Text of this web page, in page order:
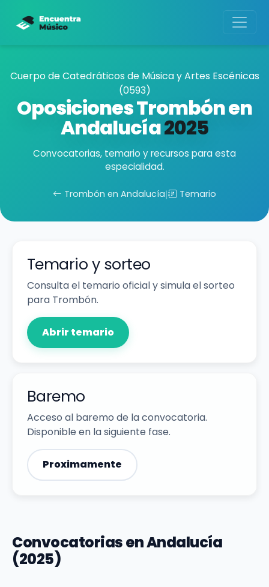
Cuerpo de Catedráticos de Música y Artes Escénicas
(0593)
Oposiciones Trombón en
Andalucía2025
Convocatorias, temario y recursos para esta
especialidad.
Trombón en Andalucía| Temario
Temario y sorteo
Consulta el temario oficial y simula el sorteo
para Trombón.
Abrir temario
Baremo
Acceso al baremo de la convocatoria.
Disponible en la siguiente fase.
Proximamente
Convocatorias en Andalucía
(2025)